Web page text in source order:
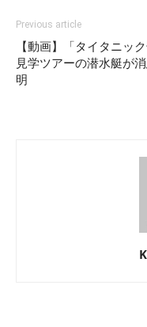
Previous article
【動画】「タイタニック
見学ツアーの潜水艇が
明